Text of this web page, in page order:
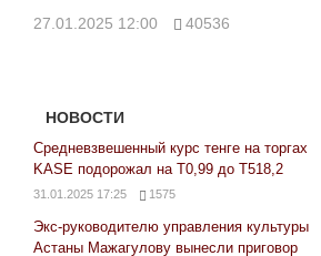
27.01.2025 12:00 40536
НОВОСТИ
Средневзвешенный курс тенге на торгах
KASE подорожал на Т0,99 до Т518,2
31.01.2025 17:25 1575
Экс-руководителю управления культуры
Астаны Мажагулову вынесли приговор